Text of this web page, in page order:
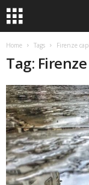
Home Tags Firenze
Tag: